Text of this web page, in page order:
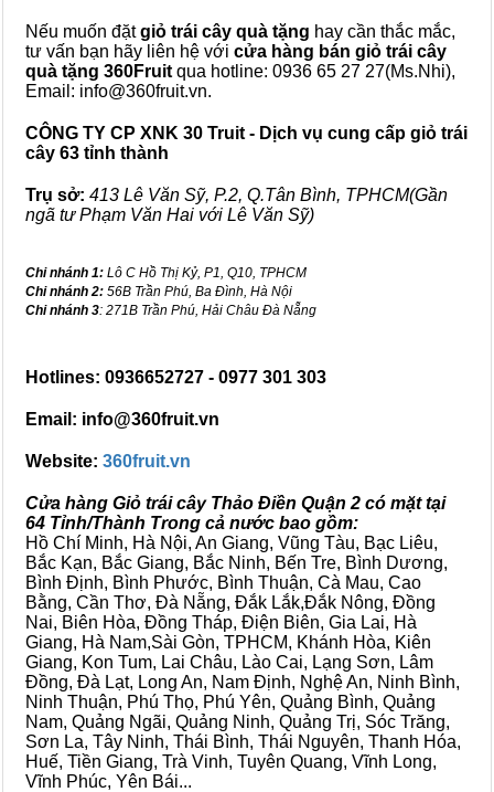
Nếu muốn đặtgiỏ trái cây quà tặng hay cần thắc mắc,
tư vấn bạn hãy liên hệ với cửa hàng bán giỏ trái cây
quà tặng 360Fruit qua hotline: 0936 65 27 27(Ms.Nhi),
Email: info@360fruit.vn.
CÔNG TY CP XNK 30 Truit - Dịch vụ cung cấp giỏ trái
cây 63 tỉnh thành
Trụ sở: 413 Lê Văn Sỹ, P.2, Q.Tân Bình, TPHCM(Gần
ngã tư Phạm Văn Hai với Lê Văn Sỹ)
Chi nhánh 1: Lô C Hồ Thị Kỷ, P1, Q10, TPHCM
Chi nhánh 2: 56B Trần Phú, Ba Đình, Hà Nội
Chi nhánh 3: 271B Trần Phú, Hải Châu Đà Nẵng
Hotlines: 0936652727 - 0977 301 303
Email: info@360fruit.vn
Website: 360fruit.vn
Cửa hàng Giỏ trái cây Thảo Điền Quận 2 có mặt tại
64 Tỉnh/Thành Trong cả nước bao gồm:
Hồ Chí Minh, Hà Nội, An Giang, Vũng Tàu, Bạc Liêu,
Bắc Kạn, Bắc Giang, Bắc Ninh, Bến Tre, Bình Dương,
Bình Định, Bình Phước, Bình Thuận, Cà Mau, Cao
Bằng, Cần Thơ, Đà Nẵng, Đắk Lắk,Đắk Nông, Đồng
Nai, Biên Hòa, Đồng Tháp, Điện Biên, Gia Lai, Hà
Giang, Hà Nam,Sài Gòn, TPHCM, Khánh Hòa, Kiên
Giang, Kon Tum, Lai Châu, Lào Cai, Lạng Sơn, Lâm
Đồng, Đà Lạt, Long An, Nam Định, Nghệ An, Ninh Bình,
Ninh Thuận, Phú Thọ, Phú Yên, Quảng Bình, Quảng
Nam, Quảng Ngãi, Quảng Ninh, Quảng Trị, Sóc Trăng,
Sơn La, Tây Ninh, Thái Bình, Thái Nguyên, Thanh Hóa,
Huế, Tiền Giang, Trà Vinh, Tuyên Quang, Vĩnh Long,
Vĩnh Phúc, Yên Bái...